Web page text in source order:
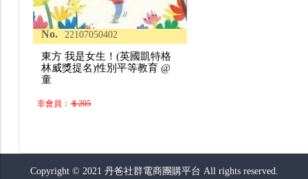
No. 22107050402
東方 我是女生！(英國凱特格
林威獎提名)性別平等教育 @
童
非會員：＄205
Copyright © 2021 丹爸社群電商團購平台 All rights reserved.